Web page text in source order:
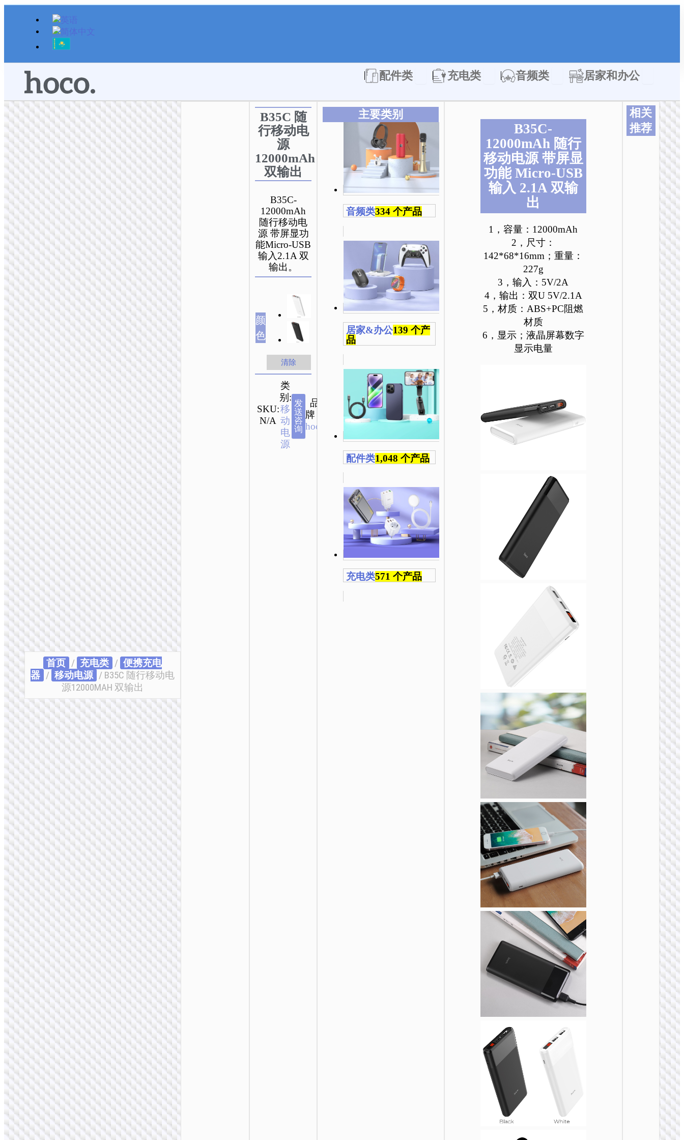
跳
配件类 Open 配件类充电类 Open 充电类音频类 Open 音频类居家和办公
首页 / 充电类 / 便携充电
器 / 移动电源 / B35C 随行移动电
源12000MAH 双输出
B35C 随
行移动电
源
12000mAh
双输出
B35C-
12000mAh
随行移动电
源 带屏显功
能Micro-USB
输入2.1A 双
输出。
颜
色
清除
SKU:
N/A
类
别:
移
动
电
源
发
送
咨
询
品
牌：
hoco
主要类别
音频类334 个产品
居家&办公139 个产
品
配件类1,048 个产品
充电类571 个产品
B35C-
12000mAh 随行
移动电源 带屏显
功能 Micro-USB
输入 2.1A 双输
出
1，容量：12000mAh
2，尺寸：
142*68*16mm；重量：
227g
3，输入：5V/2A
4，输出：双U 5V/2.1A
5，材质：ABS+PC阻燃
材质
6，显示；液晶屏幕数字
显示电量
相关
推荐
移动
动
移动
J160A
吸移
移动
J160
移动电
移动
全兼容
源
移动
全兼容
源
移动
J159
全兼容
源